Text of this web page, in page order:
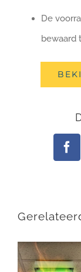
De
bewaard